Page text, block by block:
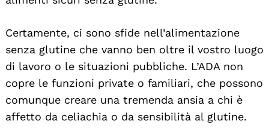
Certamente, ci sono sfide nell’alimentazione
senza glutine che vanno ben oltre il vostro luogo
di lavoro o le situazioni pubbliche. L’ADA non
copre le funzioni private o familiari, che possono
comunque creare una tremenda ansia a chi è
affetto da celiachia o da sensibilità al glutine.